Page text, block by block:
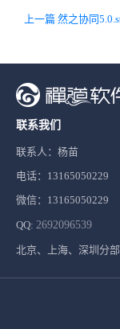
联系我们
联系人：杨苗
电话：13165050229
微信：13165050229
QQ: 2692096539
北京、上海、深圳分部